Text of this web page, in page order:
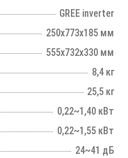
GREE inverter
250х773х185 мм
555х732х330 мм
8,4 кг
25,5 кг
0,22~1,40 кВт
0,22~1,55 кВт
24~41 дБ